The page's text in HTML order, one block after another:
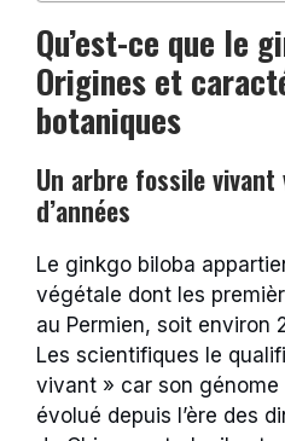
Qu’est-ce que le
Origines et
botaniques
Un arbre fossile
d’années
Le ginkgo biloba
végétale dont les
au Permien, soit environ
Les scientifiques le
vivant » car son génome
évolué depuis l’ère des